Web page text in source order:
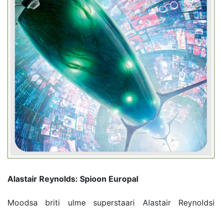
Alastair Reynolds: Spioon Europal
Moodsa briti ulme superstaari Alastair Reynoldsi